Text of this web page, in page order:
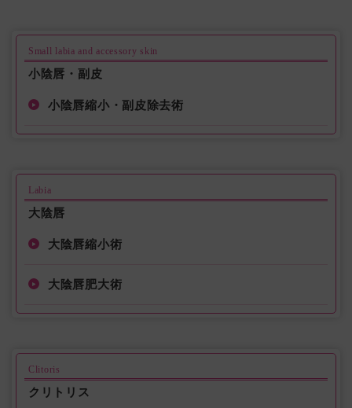
Small labia and accessory skin
小陰唇・副皮
小陰唇縮小・副皮除去術
Labia
大陰唇
大陰唇縮小術
大陰唇肥大術
Clitoris
クリトリス